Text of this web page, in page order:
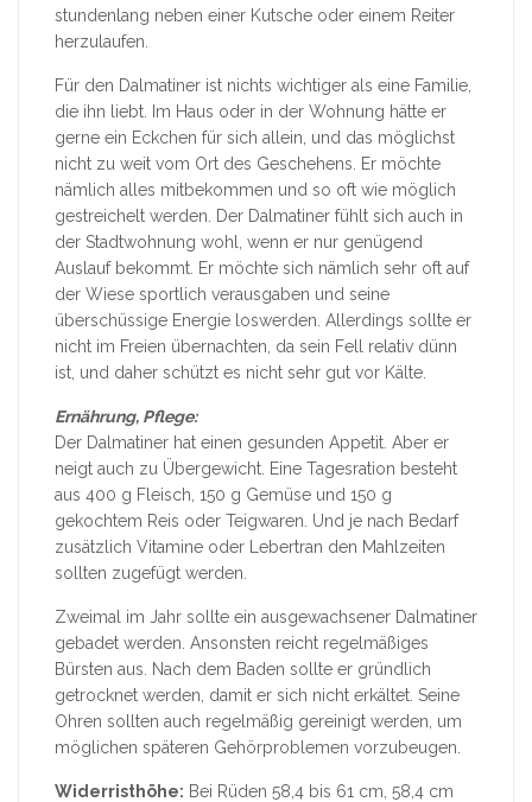
stundenlang neben einer Kutsche oder einem Reiter
herzulaufen.
Für den Dalmatiner ist nichts wichtiger als eine Familie,
die ihn liebt. Im Haus oder in der Wohnung hätte er
gerne ein Eckchen für sich allein, und das möglichst
nicht zu weit vom Ort des Geschehens. Er möchte
nämlich alles mitbekommen und so oft wie möglich
gestreichelt werden. Der Dalmatiner fühlt sich auch in
der Stadtwohnung wohl, wenn er nur genügend
Auslauf bekommt. Er möchte sich nämlich sehr oft auf
der Wiese sportlich verausgaben und seine
überschüssige Energie loswerden. Allerdings sollte er
nicht im Freien übernachten, da sein Fell relativ dünn
ist, und daher schützt es nicht sehr gut vor Kälte.
Ernährung, Pflege:
Der Dalmatiner hat einen gesunden Appetit. Aber er
neigt auch zu Übergewicht. Eine Tagesration besteht
aus 400 g Fleisch, 150 g Gemüse und 150 g
gekochtem Reis oder Teigwaren. Und je nach Bedarf
zusätzlich Vitamine oder Lebertran den Mahlzeiten
sollten zugefügt werden.
Zweimal im Jahr sollte ein ausgewachsener Dalmatiner
gebadet werden. Ansonsten reicht regelmäßiges
Bürsten aus. Nach dem Baden sollte er gründlich
getrocknet werden, damit er sich nicht erkältet. Seine
Ohren sollten auch regelmäßig gereinigt werden, um
möglichen späteren Gehörproblemen vorzubeugen.
Widerristhöhe: Bei Rüden 58,4 bis 61 cm, 58,4 cm